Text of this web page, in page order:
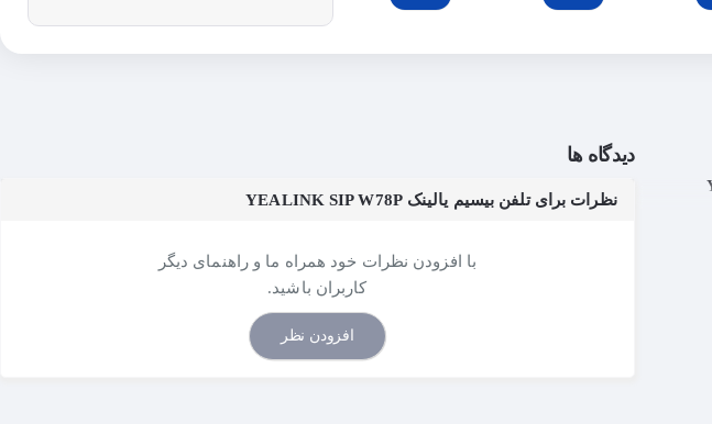
دیدگاه ها
نظرات برای تلفن بیسیم یالینک YEALINK SIP W78P
با افزودن نظرات خود همراه ما و راهنمای دیگر
کاربران باشید.
افزودن نظر